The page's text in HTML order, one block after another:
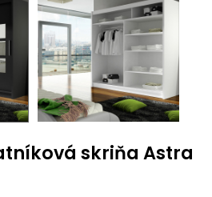
skriňa Astra